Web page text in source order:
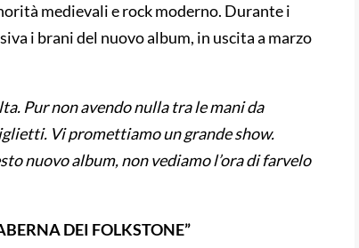
medievali e rock moderno. Durante i
i brani del nuovo album, in uscita a marzo
Pur non avendo nulla tra le mani da
Vi promettiamo un grande show.
nuovo album, non vediamo l’ora di farvelo
DEI FOLKSTONE”